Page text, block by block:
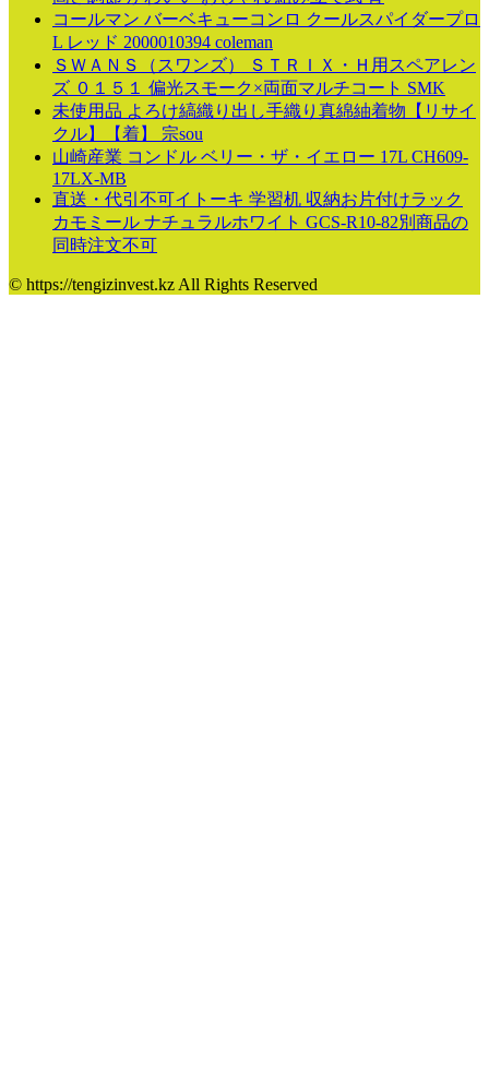
コールマン バーベキューコンロ クールスパイダープロ
L レッド 2000010394 coleman
ＳＷＡＮＳ（スワンズ） ＳＴＲＩＸ・Ｈ用スペアレン
ズ ０１５１ 偏光スモーク×両面マルチコート SMK
未使用品 よろけ縞織り出し手織り真綿紬着物【リサイ
クル】【着】 宗sou
山崎産業 コンドル ベリー・ザ・イエロー 17L CH609-
17LX-MB
直送・代引不可イトーキ 学習机 収納お片付けラック
カモミール ナチュラルホワイト GCS-R10-82別商品の
同時注文不可
© https://tengizinvest.kz All Rights Reserved